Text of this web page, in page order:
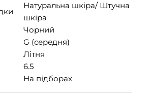
Натуральна шкіра/ Штучна
шкіра
Чорний
G (середня)
Літня
6.5
На підборах